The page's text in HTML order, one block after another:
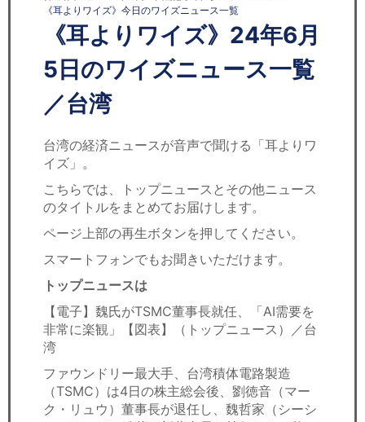
コンサルティング
リサーチ
セミナー
経済ニュース
ＩＴ
飲食店情報
《耳よりワイズ》今日のワイズニュース一覧
《耳よりワイズ》24年6月
5日のワイズニュース一覧
／台湾
台湾の経済ニュースが音声で聞ける「耳よりワ
イズ」。
こちらでは、トップニュースとその他ニュース
のタイトルをまとめてお届けします。
ページ上部の再生ボタンを押してください。
スマートフォンでもお聞きいただけます。
トップニュースは
【電子】魏氏がTSMC董事長就任、「AI需要を
非常に楽観」【図表】（トップニュース）／台
湾
ファウンドリー最大手、台湾積体電路製造
（TSMC）は4日の株主総会後、劉徳音（マー
ク・リュウ）董事長が退任し、魏哲家（シーシ